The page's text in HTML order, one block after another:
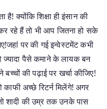
है! क्योंकि शिक्षा ही इंसान की
रहे हैं तो भी आप जितना हो सके
पर की गई इन्वेस्टमेंट कभी
ज्यादा पैसे कमाने के लायक बन
की पढ़ाई पर खर्चा कीजिए!
अच्छे रिटर्न मिलेंगे! अगर
शादी की उम्र तक उनके पास